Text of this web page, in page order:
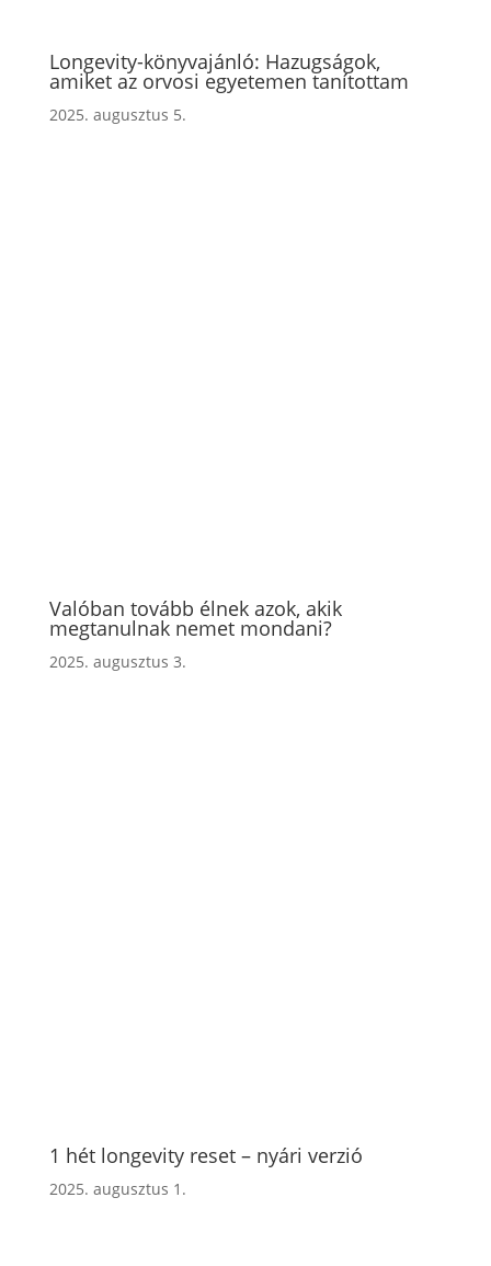
Longevity-könyvajánló: Hazugságok,
amiket az orvosi egyetemen tanítottam
2025. augusztus 5.
Valóban tovább élnek azok, akik
megtanulnak nemet mondani?
2025. augusztus 3.
1 hét longevity reset – nyári verzió
2025. augusztus 1.